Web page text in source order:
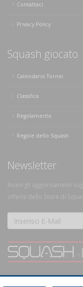
Contattaci
Privacy Policy
Squash giocato
Calendario Tornei
Classifica
Regolamento
Regole dello Squash
Newsletter
Ricevi gli aggiornamenti
offerte dello Store di